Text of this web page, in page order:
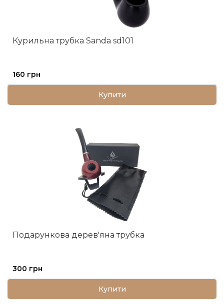
Курильна трубка Sanda sd101
160 грн
Купити
Подарункова дерев'яна трубка
300 грн
Купити